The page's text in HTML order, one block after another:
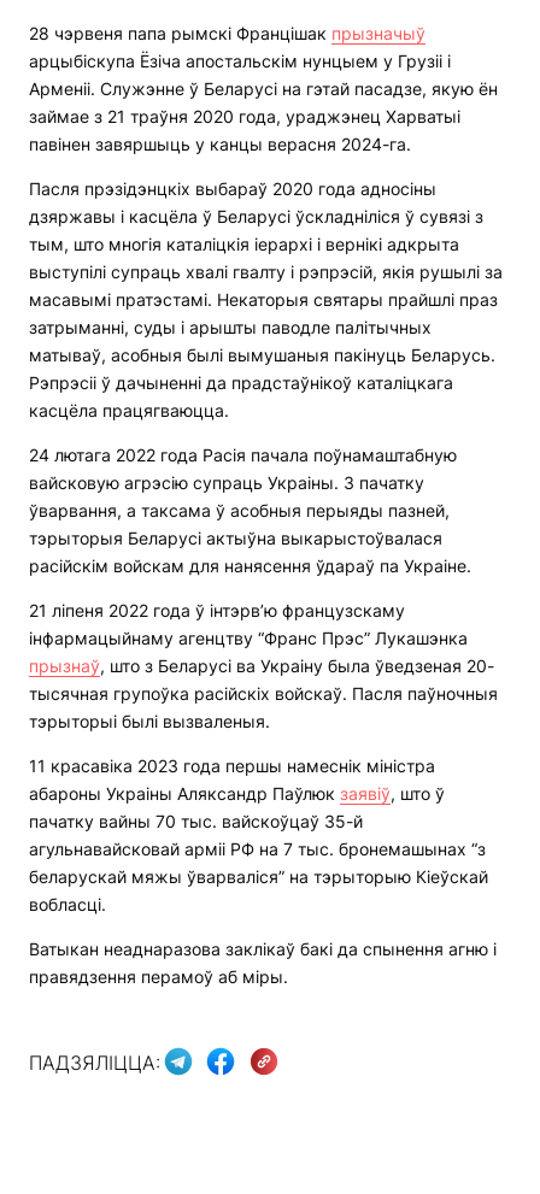
28 чэрвеня папа рымскі Францішак прызначыў
арцыбіскупа Ёзіча апостальскім нунцыем у Грузіі і
Арменіі. Служэнне ў Беларусі на гэтай пасадзе, якую ён
займае з 21 траўня 2020 года, ураджэнец Харватыі
павінен завяршыць у канцы верасня 2024-га.
Пасля прэзідэнцкіх выбараў 2020 года адносіны
дзяржавы і касцёла ў Беларусі ўскладніліся ў сувязі з
тым, што многія каталіцкія іерархі і вернікі адкрыта
выступілі супраць хвалі гвалту і рэпрэсій, якія рушылі за
масавымі пратэстамі. Некаторыя святары прайшлі праз
затрыманні, суды і арышты паводле палітычных
матываў, асобныя былі вымушаныя пакінуць Беларусь.
Рэпрэсіі ў дачыненні да прадстаўнікоў каталіцкага
касцёла працягваюцца.
24 лютага 2022 года Расія пачала поўнамаштабную
вайсковую агрэсію супраць Украіны. З пачатку
ўварвання, а таксама ў асобныя перыяды пазней,
тэрыторыя Беларусі актыўна выкарыстоўвалася
расійскім войскам для нанясення ўдараў па Украіне.
21 ліпеня 2022 года ў інтэрв’ю французскаму
інфармацыйнаму агенцтву “Франс Прэс” Лукашэнка
прызнаў, што з Беларусі ва Украіну была ўведзеная 20-
тысячная групоўка расійскіх войскаў. Пасля паўночныя
тэрыторыі былі вызваленыя.
11 красавіка 2023 года першы намеснік міністра
абароны Украіны Аляксандр Паўлюк заявіў, што ў
пачатку вайны 70 тыс. вайскоўцаў 35-й
агульнавайсковай арміі РФ на 7 тыс. бронемашынах “з
беларускай мяжы ўварваліся” на тэрыторыю Кіеўскай
вобласці.
Ватыкан неаднаразова заклікаў бакі да спынення агню і
правядзення перамоў аб міры.
ПАДЗЯЛІЦЦА: